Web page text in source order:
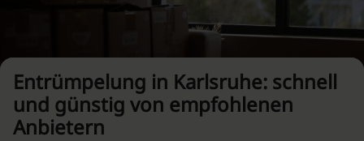
Entrümpelung in Karlsruhe: schnell
und günstig von empfohlenen
Anbietern